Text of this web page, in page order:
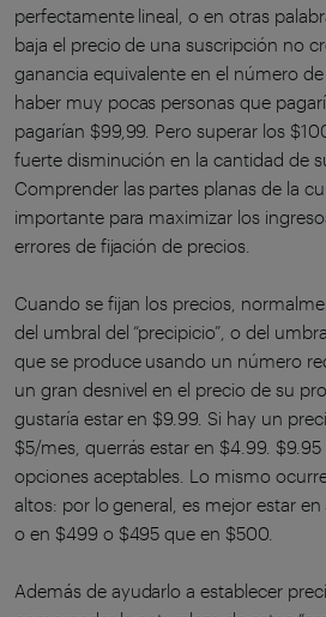
perfectamente lineal, o en otras
baja el precio de una suscripción no
ganancia equivalente en el número
haber muy pocas personas que
pagarían $99,99. Pero superar los
fuerte disminución en la cantidad de
Comprender las partes planas de la
importante para maximizar los
errores de fijación de precios.
Cuando se fijan los precios,
del umbral del “precipicio”, o del
que se produce usando un número
un gran desnivel en el precio de su
gustaría estar en $9.99. Si hay un
$5/mes, querrás estar en $4.99.
opciones aceptables. Lo mismo
altos: por lo general, es mejor estar
o en $499 o $495 que en $500.
Además de ayudarlo a establecer